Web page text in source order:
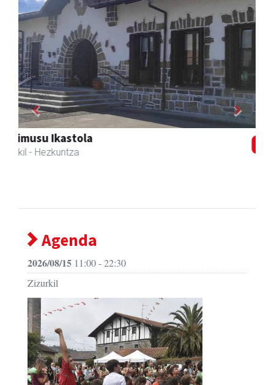
Zizurkilgo Udala
Zizurkil - Udaletxeak
Previous Next
Agenda
2026/08/15 11:00 - 22:30
Zizurkil